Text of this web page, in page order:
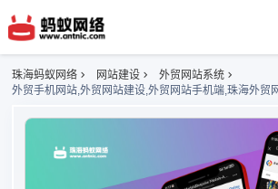
珠海蚂蚁网络 网站建设
外贸网站系统
外贸手机网站,外贸网站建设,外贸网站手机端,珠海外贸